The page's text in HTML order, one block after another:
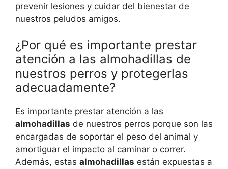
prevenir lesiones y cuidar del bienestar de
nuestros peludos amigos.
¿Por qué es importante prestar
atención a las almohadillas de
nuestros perros y protegerlas
adecuadamente?
Es importante prestar atención a las
almohadillas de nuestros perros porque son las
encargadas de soportar el peso del animal y
amortiguar el impacto al caminar o correr.
Además, estas almohadillas están expuestas a